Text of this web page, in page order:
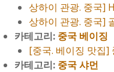
상하이 관광. 중국]
상하이 관광. 중국]
카테고리: 중국 베이징
[중국. 베이징 맛집]
카테고리: 중국 샤먼